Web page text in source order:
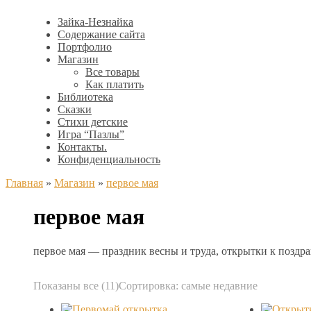
Зайка-Незнайка
Содержание сайта
Портфолио
Магазин
Все товары
Как платить
Библиотека
Сказки
Стихи детские
Игра “Пазлы”
Контакты.
Конфиденциальность
Главная » Магазин » первое мая
первое мая
первое мая — праздник весны и труда, открытки к
Показаны все (11)Сортировка: самые недавние